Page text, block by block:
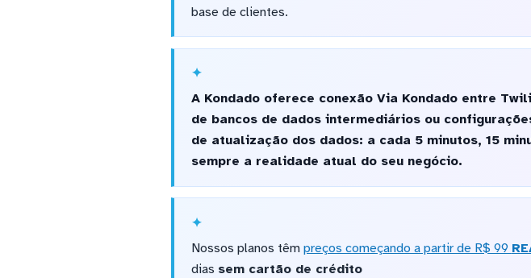
base de clientes.
A Kondado oferece conexão Via Kondado entre
de bancos de dados intermediários ou
de atualização dos dados: a cada 5 minutos, 15
sempre a realidade atual do seu negócio.
Nossos planos têm preços começando a partir de R$ 99
dias sem cartão de crédito